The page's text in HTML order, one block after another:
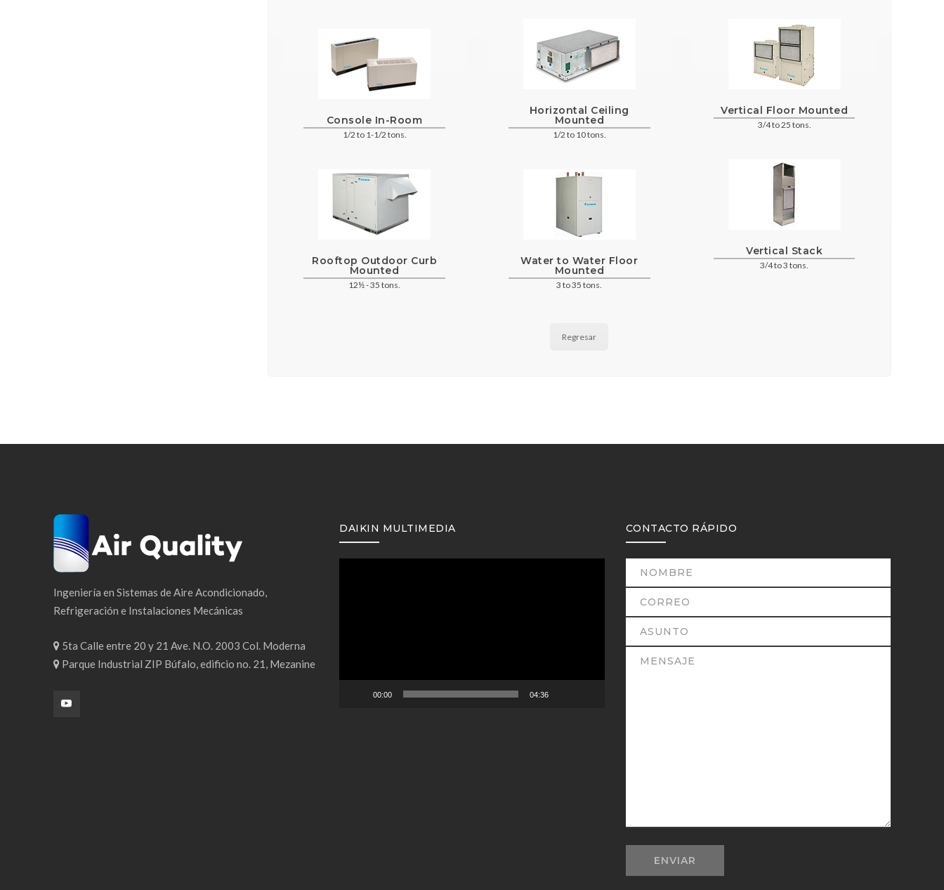
Console In-Room
1/2 to 1-1/2 tons.
Rooftop Outdoor Curb
Mounted
12½ - 35 tons.
Horizontal Ceiling
Mounted
1/2 to 10 tons.
Water to Water Floor
Mounted
3 to 35 tons.
Vertical Floor Mounted
3/4 to 25 tons.
Vertical Stack
3/4 to 3 tons.
Regresar
Ingeniería en Sistemas de Aire Acondicionado,
Refrigeración e Instalaciones Mecánicas
5ta Calle entre 20 y 21 Ave. N.O. 2003 Col. Moderna
Parque Industrial ZIP Búfalo, edificio no. 21, Mezanine
DAIKIN MULTIMEDIA
00:00 04:36
CONTACTO RÁPIDO